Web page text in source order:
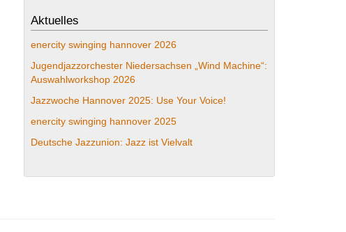
Aktuelles
enercity swinging hannover 2026
Jugendjazzorchester Niedersachsen „Wind Machine“:
Auswahlworkshop 2026
Jazzwoche Hannover 2025: Use Your Voice!
enercity swinging hannover 2025
Deutsche Jazzunion: Jazz ist Vielvalt